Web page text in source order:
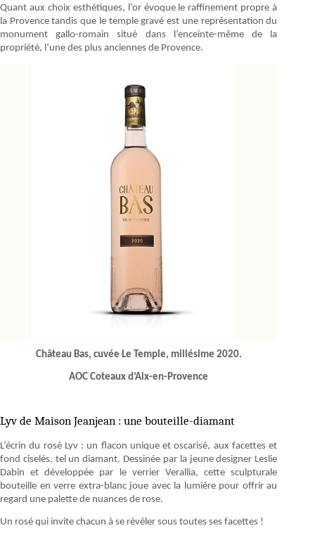
Quant aux choix esthétiques, l’or évoque le raffinement propre à
la Provence tandis que le temple gravé est une représentation du
monument gallo-romain situé dans l’enceinte-même de la
propriété, l’une des plus anciennes de Provence.
Château Bas, cuvée Le Temple, millésime 2020.
AOC Coteaux d’Aix-en-Provence
Lyv de Maison Jeanjean : une bouteille-diamant
L’écrin du rosé Lyv : un flacon unique et oscarisé, aux facettes et
fond ciselés, tel un diamant. Dessinée par la jeune designer Leslie
Dabin et développée par le verrier Verallia, cette sculpturale
bouteille en verre extra-blanc joue avec la lumière pour offrir au
regard une palette de nuances de rose.
Un rosé qui invite chacun à se révéler sous toutes ses facettes !